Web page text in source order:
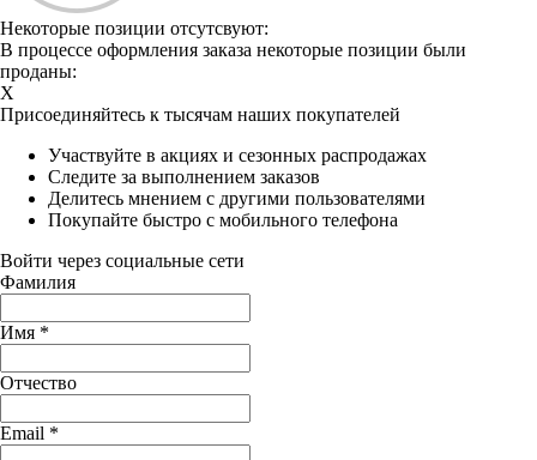
Некоторые позиции отсутсвуют:
В процессе оформления заказа некоторые позиции были
проданы:
X
Присоединяйтесь к тысячам наших покупателей
Участвуйте в акциях и сезонных распродажах
Следите за выполнением заказов
Делитесь мнением с другими пользователями
Покупайте быстро с мобильного телефона
Войти через социальные сети
Фамилия
Имя *
Отчество
Email *